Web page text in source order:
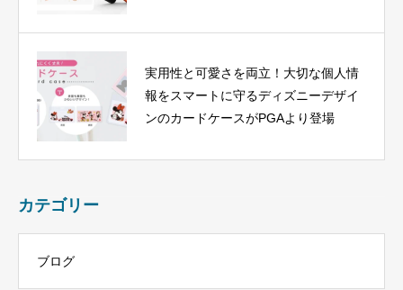
実用性と可愛さを両立！大切な個人情
報をスマートに守るディズニーデザイ
ンのカードケースがPGAより登場
カテゴリー
ブログ